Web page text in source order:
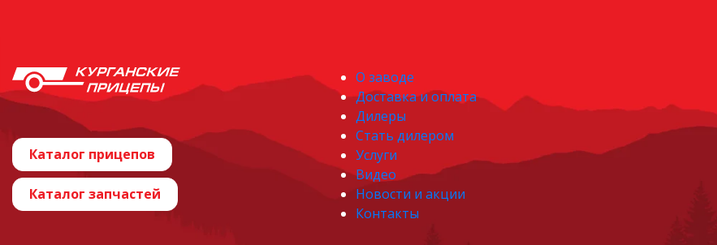
Каталог прицепов
Каталог запчастей
О заводе
Доставка и оплата
Дилеры
Стать дилером
Услуги
Видео
Новости и акции
Контакты